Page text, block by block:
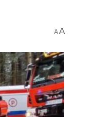
AA